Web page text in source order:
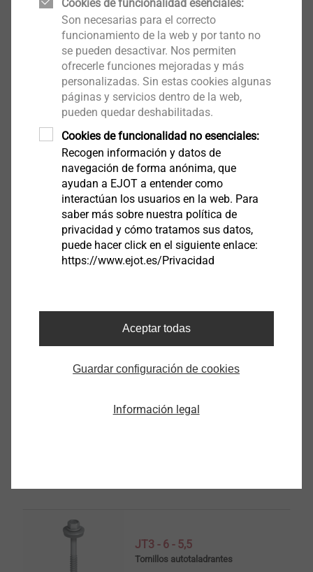
Tornillos autotaladrantes
Ver producto
JT3 - 2H Plus - 5,5
Ver producto
JT3 - 2 - 6,5
Ver producto
JT3 - 3 - 5,5
JT3 - 6 - 5,5
Tornillos autotaladrantes
Cookies de funcionalidad esenciales:
Son necesarias para el correcto
funcionamiento de la web y por tanto no
se pueden desactivar. Nos permiten
ofrecerle funciones mejoradas y más
personalizadas. Sin estas cookies algunas
páginas y servicios dentro de la web,
pueden quedar deshabilitadas.
Cookies de funcionalidad no esenciales:
Recogen información y datos de
navegación de forma anónima, que
ayudan a EJOT a entender como
interactúan los usuarios en la web. Para
saber más sobre nuestra política de
privacidad y cómo tratamos sus datos,
puede hacer click en el siguiente enlace:
https://www.ejot.es/Privacidad
Aceptar todas
Guardar configuración de cookies
Información legal